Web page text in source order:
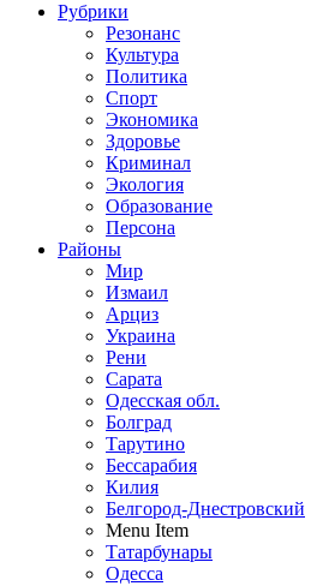
Рубрики
Резонанс
Культура
Политика
Спорт
Экономика
Здоровье
Криминал
Экология
Образование
Персона
Районы
Мир
Измаил
Арциз
Украина
Рени
Сарата
Одесская обл.
Болград
Тарутино
Бессарабия
Килия
Белгород-Днестровский
Menu Item
Татарбунары
Одесса